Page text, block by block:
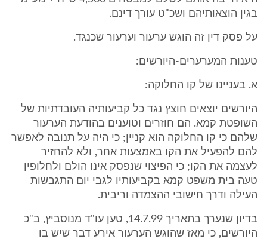
בגין הוצאותיהם ושכ"ט עורך דינם.
על פסק דין זה הוגש ערעור וערעור שכנגד.
טענות המערערים-היורשים:
א. בעניינו של קו החלוקה:
היורשים יוצאים חוצץ נגד כל קביעותיה העובדתיות של
השופטת קמא. הם חוזרים וטוענים בהודעת הערעור
שלהם כי קו החלוקה הוא קניין; כי היה על תנובה לאפשר
להם להפעיל את הקו באמצעות אחר, ולא להחזיר
לעצמה את הקו; כי הפיצוי שנפסק אינו הולם ולחלופין
טעה בית משפט קמא בקביעותיו לגבי יום התגבשות
העילה ודרך חישובי ההצמדה וריבית.
בדיון שנערך בתאריך 14.7.99, טען עו"ד מנוסביץ, ב"כ
היורשים, כי מאז שהוגש הערעור אירע דבר שיש בו